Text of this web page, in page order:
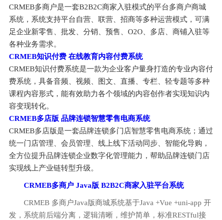
CRMEB多商户是一套B2B2C商家入驻模式的平台多商户商城
系统，系统支持平台自营、联营、招商等多种运营模式，可满
足企业新零售、批发、分销、预售、O2O、多店、商铺入驻等
各种业务需求。
CRMEB知识付费 在线教育内容付费系统
CRMEB知识付费系统是一款为企业客户量身打造的专业内容付
费系统，具备音频、视频、图文、直播、专栏、轻专题等多种
课程内容形式，能有效助力各个领域的内容创作者实现知识内
容变现转化。
CRMEB多店版 品牌连锁智慧零售电商系统
CRMEB多店版是一套品牌连锁多门店智慧零售电商系统；通过
统一门店管理、会员管理、线上线下活动同步、智能化导购，
全方位提升品牌连锁企业数字化管理能力，帮助品牌连锁门店
实现线上产业链转型升级。
CRMEB多商户 Java版 B2B2C商家入驻平台系统
CRMEB 多商户Java版商城系统基于Java +Vue +uni-app 开
发，系统前后端分离，逻辑清晰，维护简单，标准RESTful接